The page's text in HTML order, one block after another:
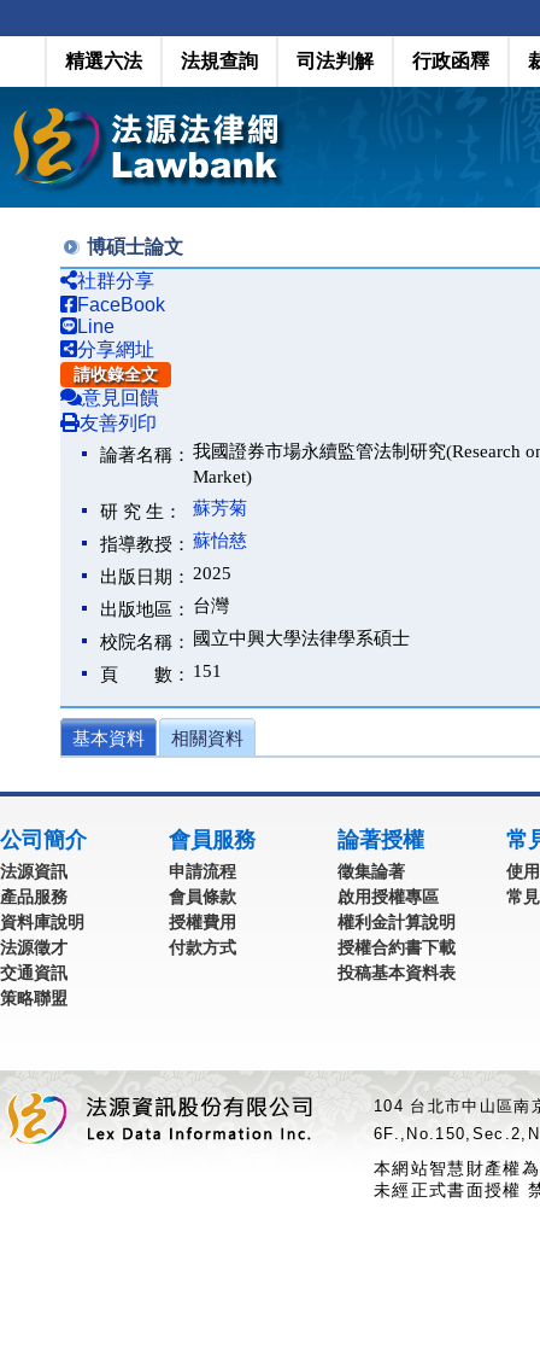
精選六法 法規查詢 司法判解 行政函釋
博碩士論文
社群分享
FaceBook
Line
分享網址
請收錄全文
意見回饋
友善列印
論著名稱： 我國證券市場永續監管法制研究(Research
Market)
研 究 生：
蘇芳菊
指導教授： 蘇怡慈
出版日期： 2025
出版地區： 台灣
校院名稱：
國立中興大學法律學系碩士
頁 數： 151
基本資料 相關資料
公司簡介
法源資訊
產品服務
資料庫說明
法源徵才
交通資訊
策略聯盟
會員服務
申請流程
會員條款
授權費用
付款方式
論著授權
徵集論著
啟用授權專區
權利金計算說明
授權合約書下載
投稿基本資料表
常
使
常
104 台北市中山區
本網站智慧財產權
未經正式書面授權